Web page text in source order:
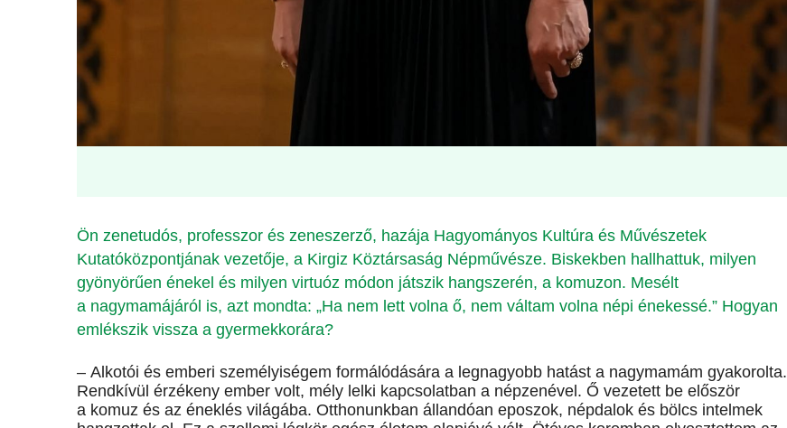
Ön zenetudós, professzor és zeneszerző, hazája Hagyományos Kultúra és Művészetek
Kutatóközpontjának vezetője, a Kirgiz Köztársaság Népművésze. Biskekben hallhattuk, milyen
gyönyörűen énekel és milyen virtuóz módon játszik hangszerén, a komuzon. Mesélt
a nagymamájáról is, azt mondta: „Ha nem lett volna ő, nem váltam volna népi énekessé.” Hogyan
emlékszik vissza a gyermekkorára?
– Alkotói és emberi személyiségem formálódására a legnagyobb hatást a nagymamám gyakorolta.
Rendkívül érzékeny ember volt, mély lelki kapcsolatban a népzenével. Ő vezetett be először
a komuz és az éneklés világába. Otthonunkban állandóan eposzok, népdalok és bölcs intelmek